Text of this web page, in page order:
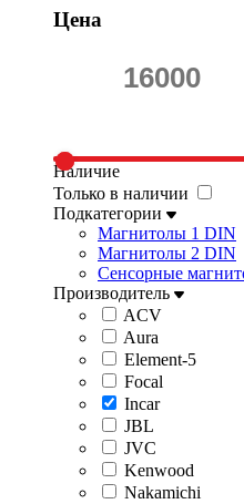
Цена
Наличие
Только в наличии
Подкатегории
Магнитолы 1 DIN
Магнитолы 2 DIN
Сенсорные
Производитель
ACV
Aura
Element-5
Focal
Incar
JBL
JVC
Kenwood
Nakamichi